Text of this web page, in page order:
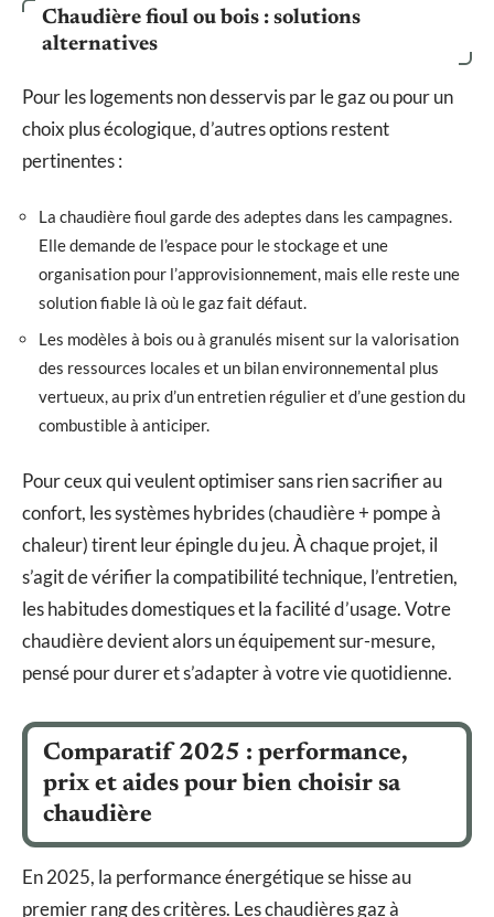
Chaudière fioul ou bois : solutions
alternatives
Pour les logements non desservis par le gaz ou pour un
choix plus écologique, d’autres options restent
pertinentes :
La chaudière fioul garde des adeptes dans les campagnes.
Elle demande de l’espace pour le stockage et une
organisation pour l’approvisionnement, mais elle reste une
solution fiable là où le gaz fait défaut.
Les modèles à bois ou à granulés misent sur la valorisation
des ressources locales et un bilan environnemental plus
vertueux, au prix d’un entretien régulier et d’une gestion du
combustible à anticiper.
Pour ceux qui veulent optimiser sans rien sacrifier au
confort, les systèmes hybrides (chaudière + pompe à
chaleur) tirent leur épingle du jeu. À chaque projet, il
s’agit de vérifier la compatibilité technique, l’entretien,
les habitudes domestiques et la facilité d’usage. Votre
chaudière devient alors un équipement sur-mesure,
pensé pour durer et s’adapter à votre vie quotidienne.
Comparatif 2025 : performance,
prix et aides pour bien choisir sa
chaudière
En 2025, la performance énergétique se hisse au
premier rang des critères. Les chaudières gaz à